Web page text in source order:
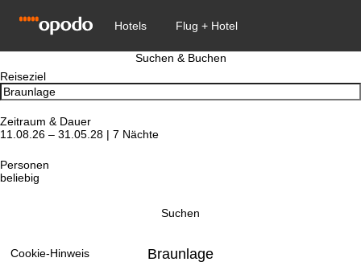
Cookie-Hinweis
Suchen & Buchen
Reiseziel
Zeitraum & Dauer
11.08.26 – 31.05.28 | 7 Nächte
Personen
beliebig
Suchen
Braunlage